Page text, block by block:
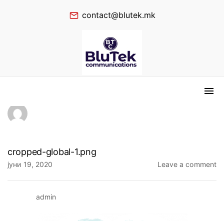
contact@blutek.mk
cropped-global-1.png
јуни 19, 2020 Leave a comment
admin